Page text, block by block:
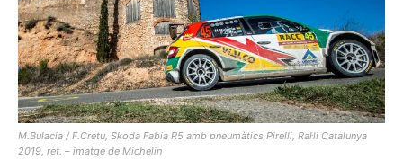
M.Bulacia / F.Cretu, Skoda Fabia R5 amb pneumàtics Pirelli, Ral·li Catalunya
2019, ret. – imatge de Michelin